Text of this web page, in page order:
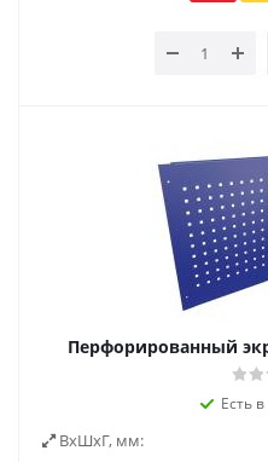
Перфорированный
Есть
ВxШxГ, мм: